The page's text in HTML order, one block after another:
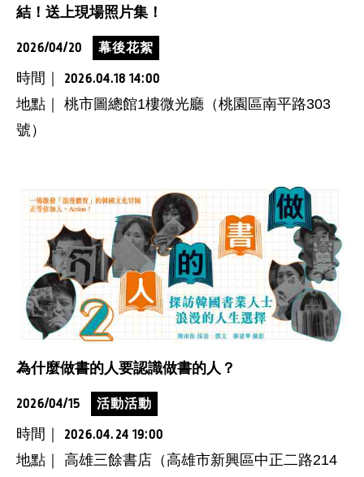
結！送上現場照片集！
2026/04/20 幕後花絮
時間｜ 2026.04.18 14:00
地點｜ 桃市圖總館1樓微光廳（桃園區南平路303
號）
為什麼做書的人要認識做書的人？
2026/04/15 活動活動
時間｜ 2026.04.24 19:00
地點｜ 高雄三餘書店（高雄市新興區中正二路214